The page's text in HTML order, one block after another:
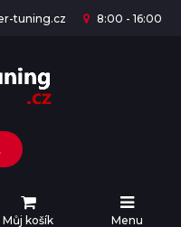
tuning.cz 8:00 - 16:00
Můj košík Menu